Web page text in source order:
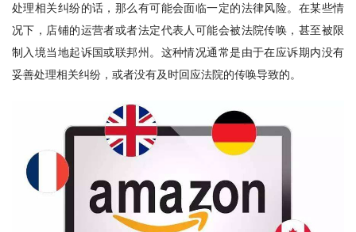
处理相关纠纷的话，那么有可能会面临一定的法律风险。在某些情
况下，店铺的运营者或者法定代表人可能会被法院传唤，甚至被限
制入境当地起诉国或联邦州。这种情况通常是由于在应诉期内没有
妥善处理相关纠纷，或者没有及时回应法院的传唤导致的。